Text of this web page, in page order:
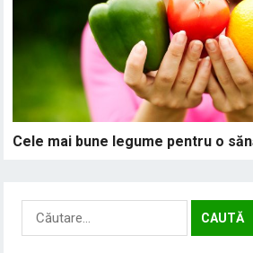
Cele mai bune legume pentru o
după: